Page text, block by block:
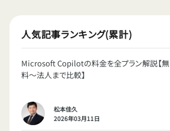
人気記事ランキング(累計)
Microsoft Copilotの料金を全プラン解説【無
料〜法人まで比較】
松本佳久
2026年03月11日